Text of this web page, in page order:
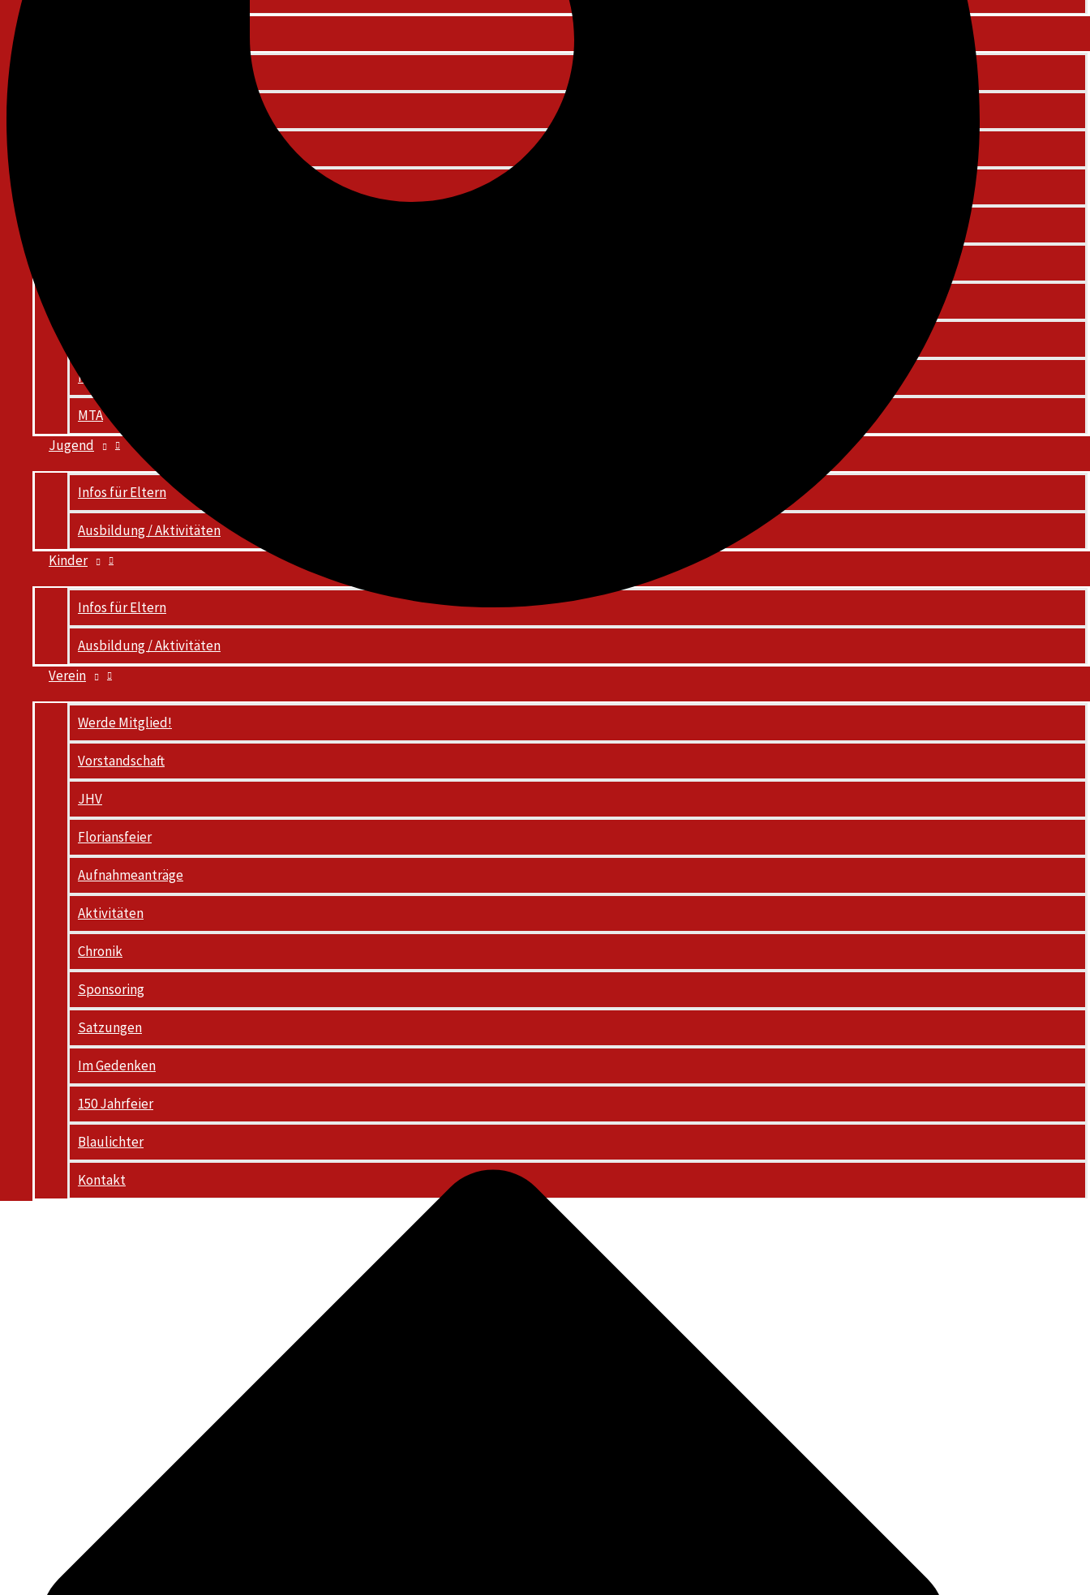
Fitness-Abzeichen
MTA
Jugend
Infos für Eltern
Ausbildung / Aktivitäten
Kinder
Infos für Eltern
Ausbildung / Aktivitäten
Verein
Werde Mitglied!
Vorstandschaft
JHV
Floriansfeier
Aufnahmeanträge
Aktivitäten
Chronik
Sponsoring
Satzungen
Im Gedenken
150 Jahrfeier
Blaulichter
Kontakt